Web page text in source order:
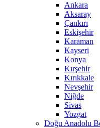
Ankara
Aksaray
Çankırı
Eskişehir
Karaman
Kayseri
Konya
Kırşehir
Kırıkkale
Nevşehir
Niğde
Sivas
Yozgat
Doğu Anadolu